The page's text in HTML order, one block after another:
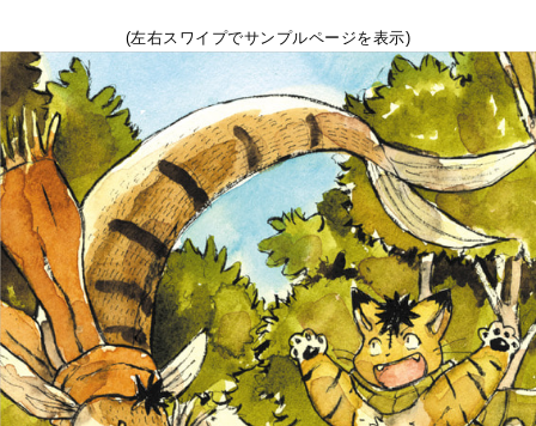
(左右スワイプでサンプルページを表示)